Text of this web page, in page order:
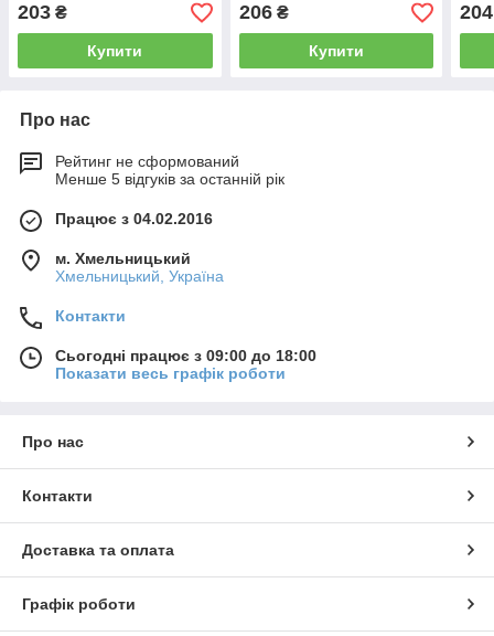
203 ₴
Купити
206₴
Купити
204
Про нас
Рейтинг не сформований
Менше 5 відгуків за останній рік
Працює з 04.02.2016
м. Хмельницький
Хмельницький, Україна
Контакти
Сьогодні працює з 09:00 до 18:00
Показати весь графік роботи
Про нас
Контакти
Доставка та оплата
Графік роботи